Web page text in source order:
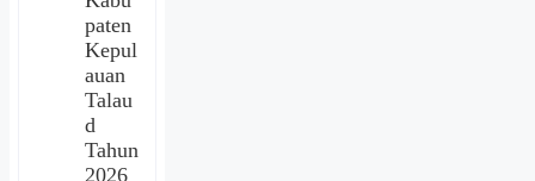
paten
Kepul
auan
Talau
d
Tahun
2026